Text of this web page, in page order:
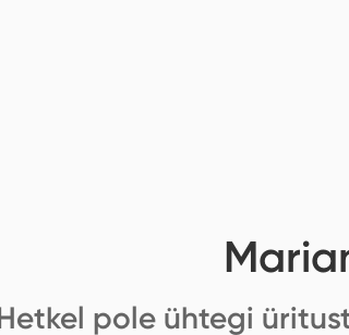
pole ühtegi